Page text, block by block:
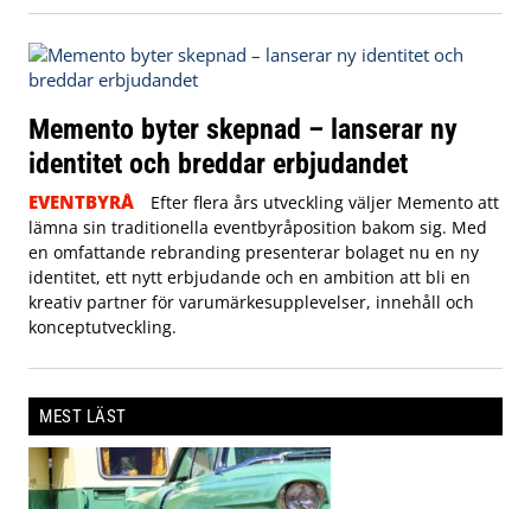
Memento byter skepnad – lanserar ny
identitet och breddar erbjudandet
EVENTBYRÅ
Efter flera års utveckling väljer Memento att
lämna sin traditionella eventbyråposition bakom sig. Med
en omfattande rebranding presenterar bolaget nu en ny
identitet, ett nytt erbjudande och en ambition att bli en
kreativ partner för varumärkesupplevelser, innehåll och
konceptutveckling.
MEST LÄST